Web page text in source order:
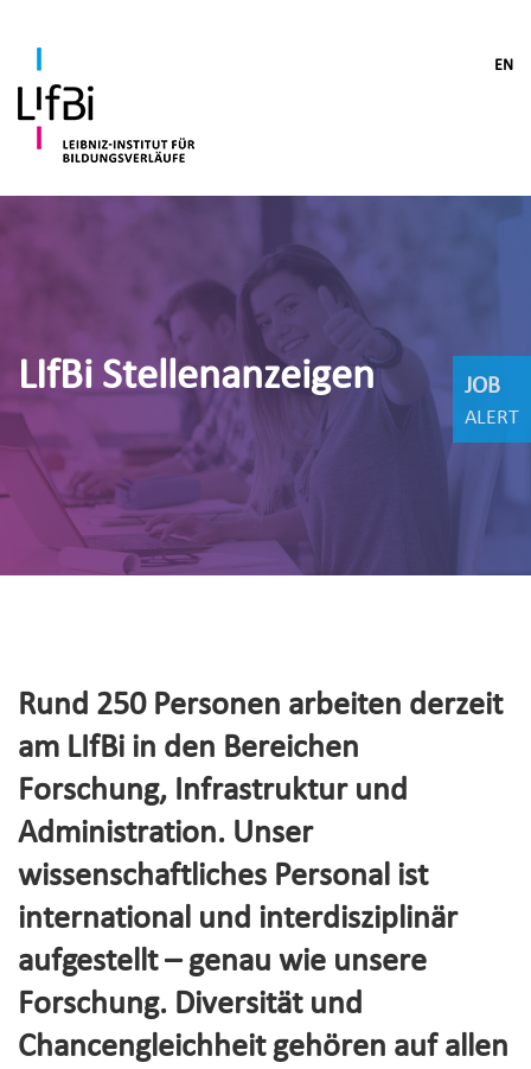
EN
LIfBi Stellenanzeigen
Rund 250 Personen arbeiten derzeit
am LIfBi in den Bereichen
Forschung, Infrastruktur und
Administration. Unser
wissenschaftliches Personal ist
international und interdisziplinär
aufgestellt – genau wie unsere
Forschung. Diversität und
Chancengleichheit gehören auf allen
JOB
ALERT